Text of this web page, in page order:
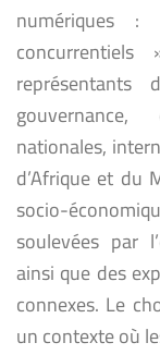
numériques
représentants
nationales,
d’Afrique et du
socio-
soulevées par
ainsi que des
connexes. Le
un contexte où